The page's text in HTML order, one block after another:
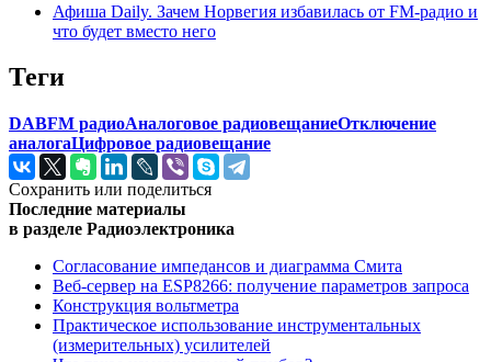
Афиша Daily. Зачем Норвегия избавилась от FM-радио и
что будет вместо него
Теги
DABFM радиоАналоговое радиовещаниеОтключение
аналогаЦифровое радиовещание
Сохранить или поделиться
Последние материалы
в разделе Радиоэлектроника
Согласование импедансов и диаграмма Смита
Веб-сервер на ESP8266: получение параметров запроса
Конструкция вольтметра
Практическое использование инструментальных
(измерительных) усилителей